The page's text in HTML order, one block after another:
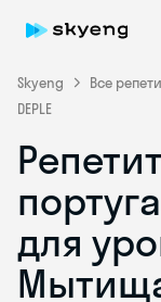
Skyeng Все
DEPLE
дляSkyeng Chat
online